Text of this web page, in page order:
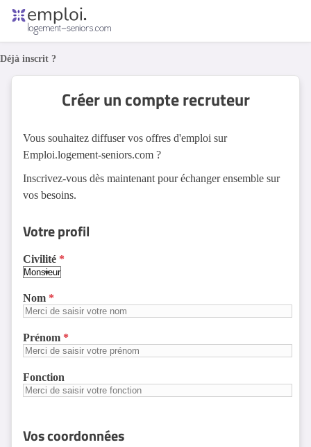
Offres d'emploi
Se connecter
Déjà inscrit ?
Créer un compte recruteur
Vous souhaitez diffuser vos offres d'emploi sur
Emploi.logement-seniors.com ?
Inscrivez-vous dès maintenant pour échanger ensemble sur
vos besoins.
Votre profil
Civilité
Nom
Prénom
Fonction
Vos coordonnées